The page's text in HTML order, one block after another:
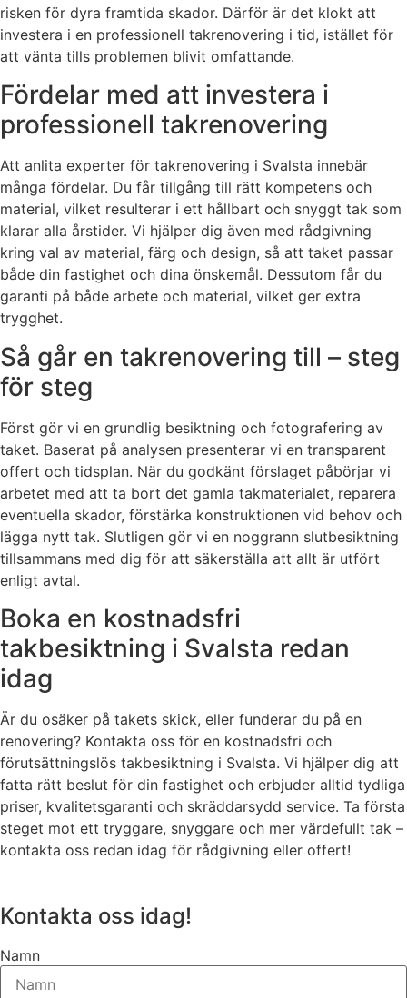
risken för dyra framtida skador. Därför är det klokt att
investera i en professionell takrenovering i tid, istället för
att vänta tills problemen blivit omfattande.
Fördelar med att investera i
professionell takrenovering
Att anlita experter för takrenovering i Svalsta innebär
många fördelar. Du får tillgång till rätt kompetens och
material, vilket resulterar i ett hållbart och snyggt tak som
klarar alla årstider. Vi hjälper dig även med rådgivning
kring val av material, färg och design, så att taket passar
både din fastighet och dina önskemål. Dessutom får du
garanti på både arbete och material, vilket ger extra
trygghet.
Så går en takrenovering till – steg
för steg
Först gör vi en grundlig besiktning och fotografering av
taket. Baserat på analysen presenterar vi en transparent
offert och tidsplan. När du godkänt förslaget påbörjar vi
arbetet med att ta bort det gamla takmaterialet, reparera
eventuella skador, förstärka konstruktionen vid behov och
lägga nytt tak. Slutligen gör vi en noggrann slutbesiktning
tillsammans med dig för att säkerställa att allt är utfört
enligt avtal.
Boka en kostnadsfri
takbesiktning i Svalsta redan
idag
Är du osäker på takets skick, eller funderar du på en
renovering? Kontakta oss för en kostnadsfri och
förutsättningslös takbesiktning i Svalsta. Vi hjälper dig att
fatta rätt beslut för din fastighet och erbjuder alltid tydliga
priser, kvalitetsgaranti och skräddarsydd service. Ta första
steget mot ett tryggare, snyggare och mer värdefullt tak –
kontakta oss redan idag för rådgivning eller offert!
Kontakta oss idag!
Namn